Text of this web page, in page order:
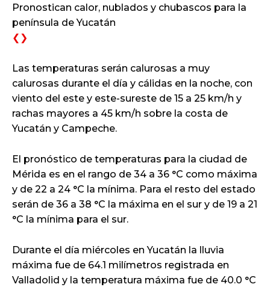
Pronostican calor, nublados y chubascos para la
península de Yucatán
❮ ❯
Las temperaturas serán calurosas a muy
calurosas durante el día y cálidas en la noche, con
viento del este y este-sureste de 15 a 25 km/h y
rachas mayores a 45 km/h sobre la costa de
Yucatán y Campeche.
El pronóstico de temperaturas para la ciudad de
Mérida es en el rango de 34 a 36 °C como máxima
y de 22 a 24 °C la mínima. Para el resto del estado
serán de 36 a 38 °C la máxima en el sur y de 19 a 21
°C la mínima para el sur.
Durante el día miércoles en Yucatán la lluvia
máxima fue de 64.1 milímetros registrada en
Valladolid y la temperatura máxima fue de 40.0 °C